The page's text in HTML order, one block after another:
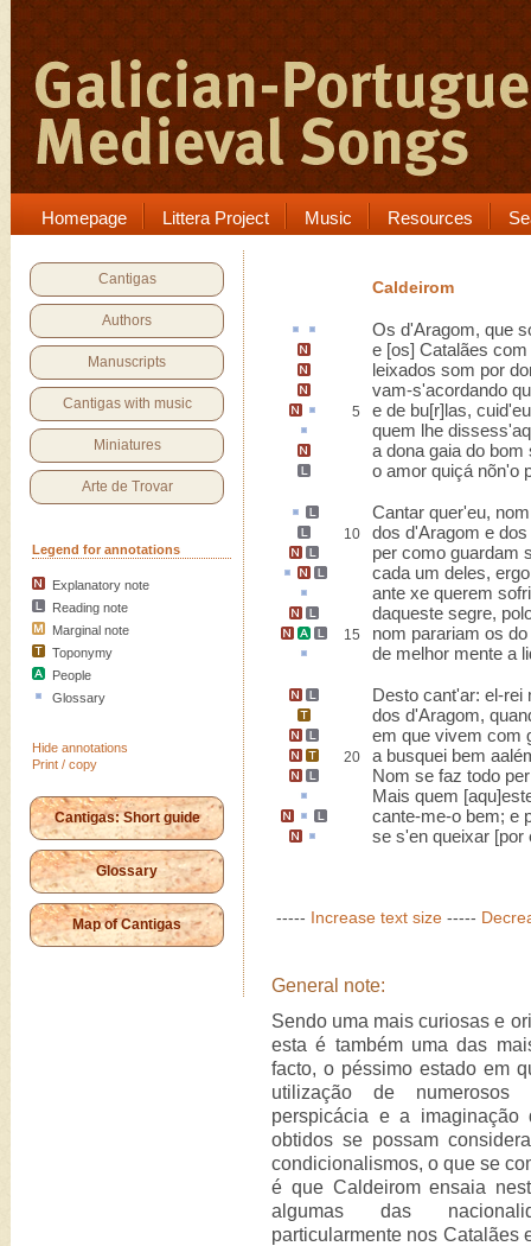
Homepage Littera Project Music Resources
Cantigas
Authors
Manuscripts
Cantigas with music
Miniatures
Arte de Trovar
Legend for annotations
Explanatory note
Reading note
Marginal note
Toponymy
People
Glossary
Hide annotations
Print / copy
Cantigas: Short guide
Glossary
Map of Cantigas
Caldeirom
Os d'Aragom, que
e [os] Catalães
leixados som por
vam-s'acordando
5 e de bu[r]las,
quem lhe dissess'
a dona gaia do bom
o amor quiçá nõn'o
Cantar quer'eu,
10
dos d'Aragom e
per como guardam
cada um deles, ergo
ante xe querem
daqueste segre,
15
nom parariam os do
de melhor mente a
Desto cant'ar: el-rei
dos d'Aragom,
em que vivem com
20
a busquei bem
Nom se faz todo
Mais quem
cante-me-o bem; e
se s'en queixar [por
----- Increase text size -----
General note:
Sendo uma mais curiosas e
esta é também uma das
facto, o péssimo estado em
utilização de numerosos
perspicácia e a imaginação
obtidos se possam
condicionalismos, o que se
é que Caldeirom ensaia
algumas das
particularmente nos Catalães